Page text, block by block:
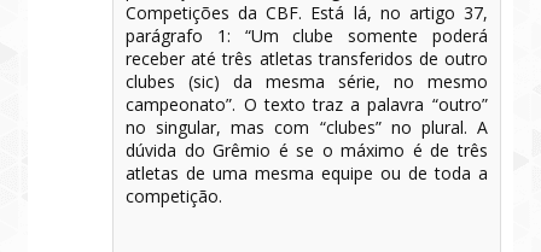
Competições da CBF. Está lá, no artigo 37,
parágrafo 1: “Um clube somente poderá
receber até três atletas transferidos de outro
clubes (sic) da mesma série, no mesmo
campeonato”. O texto traz a palavra “outro”
no singular, mas com “clubes” no plural. A
dúvida do Grêmio é se o máximo é de três
atletas de uma mesma equipe ou de toda a
competição.